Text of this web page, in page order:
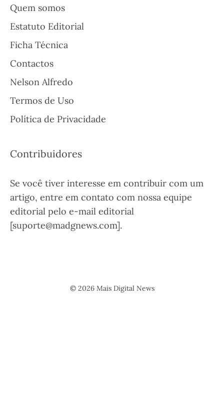
Quem somos
Estatuto Editorial
Ficha Técnica
Contactos
Nelson Alfredo
Termos de Uso
Política de Privacidade
Contribuidores
Se você tiver interesse em contribuir com um
artigo, entre em contato com nossa equipe
editorial pelo e-mail editorial
[suporte@madgnews.com].
© 2026 Mais Digital News